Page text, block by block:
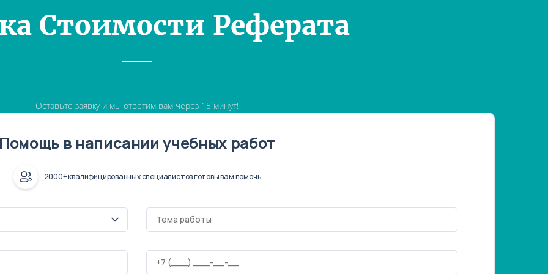
Стоимости Реферата
Оставьте заявку и мы ответим вам через 15 минут!
в написании учебных работ
2000+ квалифицированных специалистов готовы вам помочь